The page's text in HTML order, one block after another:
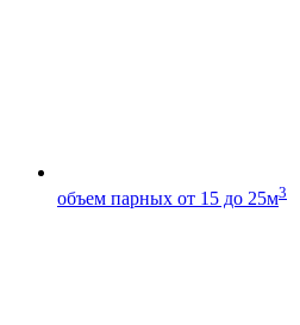
объем парных от 15 до 25м3